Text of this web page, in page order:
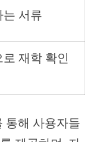
서류
재학 확인
통해 사용자들